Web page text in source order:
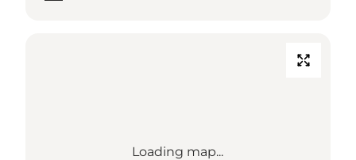
Loading map...